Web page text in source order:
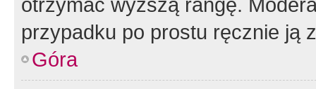
przypadku po prostu ręcznie ją
Góra